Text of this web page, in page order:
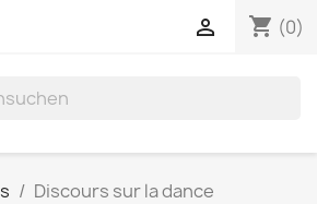
shopping_cart (0)

Discours sur la dance